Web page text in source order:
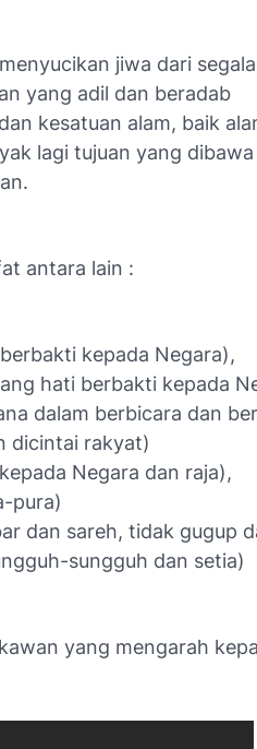
jiwa dari
yang adil dan beradab
kesatuan alam, baik
lagi tujuan yang
antara lain :
kepada Negara),
hati berbakti kepada
dalam berbicara dan
dicintai rakyat)
Negara dan raja),
pura)
dan sareh, tidak gugup
sungguh dan setia)
yang mengarah